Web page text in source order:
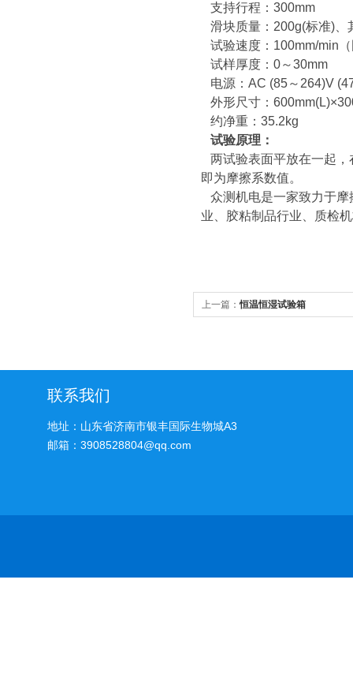
支持行程：300mm
滑块质量：200g(标准)、
试验速度：100mm/min
试样厚度：0～30mm
电源：AC (85～264)V
外形尺寸：
约净重：35.2kg
试验原理：
两试验表面平放在一起，
即为摩擦系数值。
众测机电是一家致力于摩
业、胶粘制品行业、质检
上一篇：恒温恒湿试验箱
联系我们
地址：山东省济南市银丰国际生物城A3
邮箱：3908528804@qq.com